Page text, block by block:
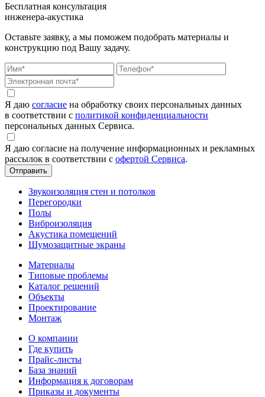
Бесплатная консультация
инженера-акустика
Оставьте заявку, а мы поможем подобрать материалы и
конструкцию под Вашу задачу.
Я даю согласие на обработку своих персональных данных
в соответствии с политикой конфиденциальности
персональных данных Сервиса.
Я даю согласие на получение информационных и рекламных
рассылок в соответствии с офертой Сервиса.
Звукоизоляция стен и потолков
Перегородки
Полы
Виброизоляция
Акустика помещений
Шумозащитные экраны
Материалы
Типовые проблемы
Каталог решений
Объекты
Проектирование
Монтаж
О компании
Где купить
Прайс-листы
База знаний
Информация к договорам
Приказы и документы